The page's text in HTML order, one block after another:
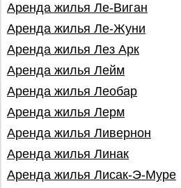
Аренда жилья Ле-Виган
Аренда жилья Ле-Жуни
Аренда жилья Лез Арк
Аренда жилья Лейм
Аренда жилья Леобар
Аренда жилья Лерм
Аренда жилья Ливернон
Аренда жилья Линак
Аренда жилья Лисак-Э-Муре